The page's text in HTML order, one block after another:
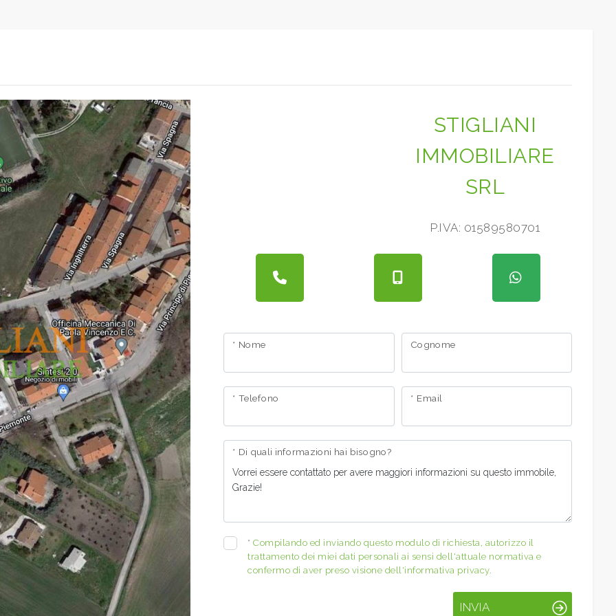
STIGLIANI
IMMOBILIARE
SRL
P.IVA: 01589580701
* Nome Cognome
* Telefono * Email
* Di quali informazioni hai bisogno?
*Compilando ed inviando questo modulo di richiesta, autorizzo il
trattamento dei miei dati personali ai sensi dell'attuale normativa e
confermo di aver preso visione dell'informativa privacy.
INVIA